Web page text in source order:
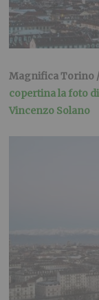
Magnifica Torino
copertina la foto
Vincenzo Solano